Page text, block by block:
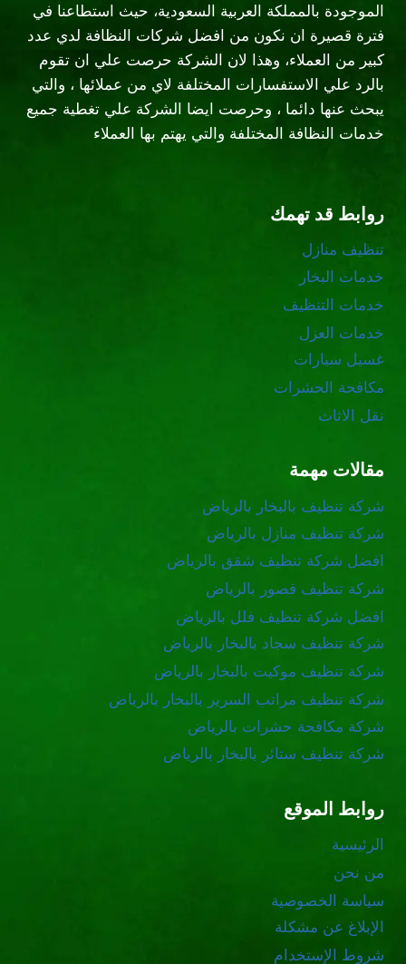
الموجودة بالمملكة العربية السعودية، حيث استطاعنا في
فترة قصيرة ان نكون من افضل شركات النظافة لدي عدد
كبير من العملاء، وهذا لان الشركة حرصت علي ان تقوم
بالرد علي الاستفسارات المختلفة لاي من عملائها ، والتي
يبحث عنها دائما ، وحرصت ايضا الشركة علي تغطية جميع
خدمات النظافة المختلفة والتي يهتم بها العملاء
روابط قد تهمك
تنظيف منازل
خدمات البخار
خدمات التنظيف
خدمات العزل
غسيل سيارات
مكافحة الحشرات
نقل الاثاث
مقالات مهمة
شركة تنظيف بالبخار بالرياض
شركة تنظيف منازل بالرياض
افضل شركة تنظيف شقق بالرياض
شركة تنظيف قصور بالرياض
افضل شركة تنظيف فلل بالرياض
شركة تنظيف سجاد بالبخار بالرياض
شركة تنظيف موكيت بالبخار بالرياض
شركة تنظيف مراتب السرير بالبخار بالرياض
شركة مكافحة حشرات بالرياض
شركة تنظيف ستائر بالبخار بالرياض
روابط الموقع
الرئيسية
من نحن
سياسة الخصوصية
الإبلاغ عن مشكلة
شروط الإستخدام